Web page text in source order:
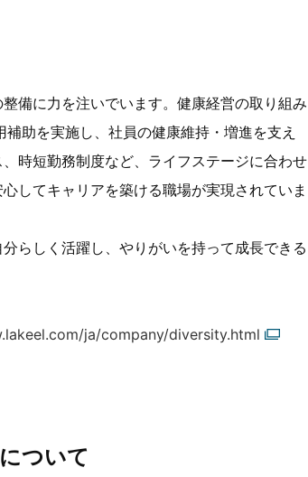
備に力を注いでいます。健康経営の取り組み
助を実施し、社員の健康維持・増進を支え
時短勤務制度など、ライフステージに合わせ
してキャリアを築ける職場が実現されていま
らしく活躍し、やりがいを持って成長できる
ja/company/diversity.html
ついて